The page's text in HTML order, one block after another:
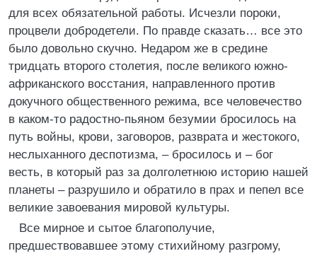
для всех обязательной работы. Исчезли пороки,
процвели добродетели. По правде сказать… все это
было довольно скучно. Недаром же в средине
тридцать второго столетия, после великого южно-
африканского восстания, направленного против
докучного общественного режима, все человечество
в каком-то радостно-пьяном безумии бросилось на
путь войны, крови, заговоров, разврата и жестокого,
неслыханного деспотизма, – бросилось и – бог
весть, в который раз за долголетнюю историю нашей
планеты – разрушило и обратило в прах и пепел все
великие завоевания мировой культуры.
Все мирное и сытое благополучие,
предшествовавшее этому стихийному разгрому,